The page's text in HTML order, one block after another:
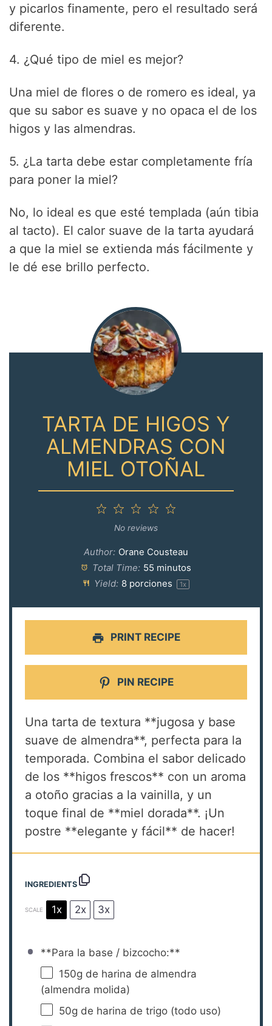
y picarlos finamente, pero el resultado será
diferente.
4. ¿Qué tipo de miel es mejor?
Una miel de flores o de romero es ideal, ya
que su sabor es suave y no opaca el de los
higos y las almendras.
5. ¿La tarta debe estar completamente fría
para poner la miel?
No, lo ideal es que esté templada (aún tibia
al tacto). El calor suave de la tarta ayudará
a que la miel se extienda más fácilmente y
le dé ese brillo perfecto.
TARTA DE HIGOS Y
ALMENDRAS CON
MIEL OTOÑAL
4
3
Stars
2
Stars
Star
No reviews
Author: Orane Cousteau
Total Time: 55 minutos
Yield: 8 porciones 1x
PRINT RECIPE
PIN RECIPE
Una tarta de textura **jugosa y base
suave de almendra**, perfecta para la
temporada. Combina el sabor delicado
de los **higos frescos** con un aroma
a otoño gracias a la vainilla, y un
toque final de **miel dorada**. ¡Un
postre **elegante y fácil** de hacer!
INGREDIENTS
SCALE 1x 2x 3x
**Para la base / bizcocho:**
150g de harina de almendra
(almendra molida)
50g de harina de trigo (todo uso)